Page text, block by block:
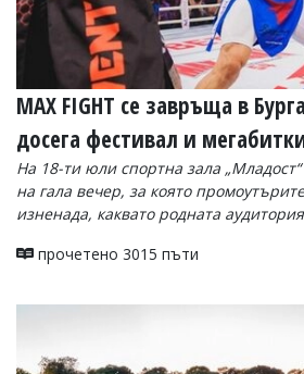
MAX FIGHT се завръща в
досега фестивал и
На 18-ти юли спортна зала
на гала вечер, за която
изненада, каквато родната
прочетено 3015 пъти